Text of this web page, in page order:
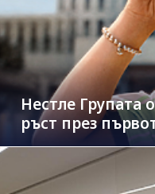
Нестле Групата
ръст през